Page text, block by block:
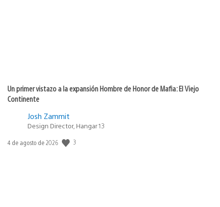
Un primer vistazo a la expansión Hombre de Honor de Mafia: El Viejo
Continente
Josh Zammit
Design Director, Hangar 13
Fecha
4 de agosto de 2026 3